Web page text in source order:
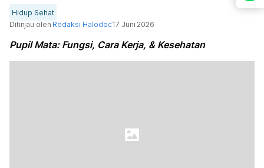
Hidup Sehat
Ditinjau oleh Redaksi Halodoc17 Juni 2026
Pupil Mata: Fungsi, Cara Kerja, & Kesehatan